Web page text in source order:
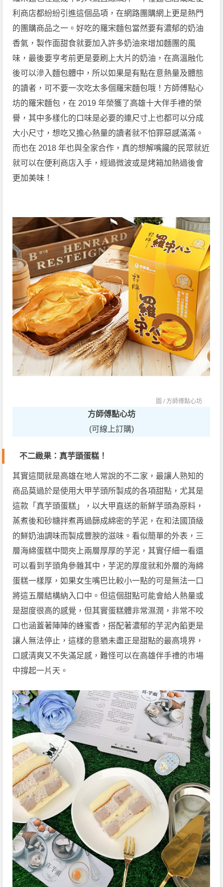
利商店都紛紛引進這個品項，在網路團購網上更是熱門
的團購商品之一。好吃的羅宋麵包當然要有濃郁的奶油
香氣，製作面甜食就要加入許多奶油來增加麵團的風
味，最後要亨考前更是要刷上大片的奶油，在高溫融化
後可以滲入麵包體中，所以如果是有點在意熱量及體態
的讀者，可不要一次吃太多個羅宋麵包哦！方師傅點心
坊的羅宋麵包，在 2019 年榮獲了高雄十大伴手禮的榮
譽，其中多樣化的口味是必要的連尺寸上也都可以分成
大小尺寸，想吃又擔心熱量的讀者就不怕罪惡感滿滿。
而也在 2018 年也與全家合作，真的想解嘴饞的民眾就近
就可以在便利商店入手，經過微波或是烤箱加熱過後會
更加美味！
圖 / 方師傅點心坊
方師傅點心坊
(可線上訂購)
不二緻果：真芋頭蛋糕！
其實這間就是高雄在地人常說的不二家，最讓人熟知的
商品莫過於是使用大甲芋頭所製成的各項甜點，尤其是
這款「真芋頭蛋糕」，以大甲直送的新鮮芋頭為原料，
蒸煮後和砂糖拌煮再過篩成綿密的芋泥，在和法國頂級
的鮮奶油調味而製成豐腴的滋味。看似簡單的外表，三
層海綿蛋糕中間夾上兩層厚厚的芋泥，其實仔細一看還
可以看到芋頭角參雜其中，芋泥的厚度就和外層的海綿
蛋糕一樣厚，如果女生嘴巴比較小一點的可是無法一口
將這五層結構納入口中。但這個甜點可能會給人熱量或
是甜度很高的感覺，但其實蛋糕體非常濕潤，非常不咬
口也涵蓋著陣陣的蜂蜜香，搭配著濃郁的芋泥內餡更是
讓人無法停止，這樣的意猶未盡正是甜點的最高境界，
口感清爽又不失滿足感，難怪可以在高雄伴手禮的市場
中撐起一片天。